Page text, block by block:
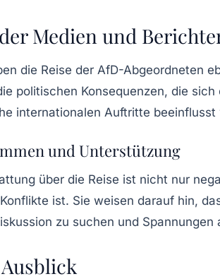
Medien und
die Reise der AfD-Abgeordneten
politischen Konsequenzen, die
internationalen Auftritte
und Unterstützung
über die Reise ist nicht nur
ist. Sie weisen darauf hin,
zu suchen und Spannungen